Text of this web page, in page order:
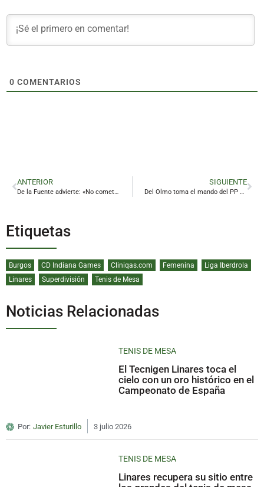
0 COMENTARIOS
ANTERIOR
De la Fuente advierte: «No cometeremos el error de confiarnos en Chapín»
SIGUIENTE
Del Olmo toma el mando del PP de Linares por aclamación
Etiquetas
Burgos CD Indiana Games Cliniqas.com Femenina
Liga Iberdrola
Linares
Superdivisión Tenis de Mesa
Noticias Relacionadas
TENIS DE MESA
El Tecnigen Linares toca el
cielo con un oro histórico en el
Campeonato de España
Por: Javier Esturillo 3 julio 2026
TENIS DE MESA
Linares recupera su sitio entre